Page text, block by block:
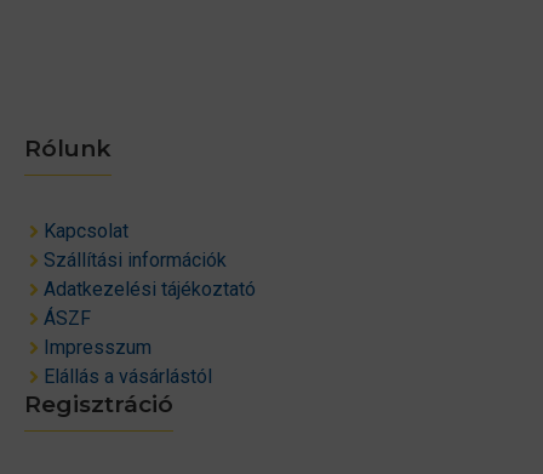
Rólunk
Kapcsolat
Szállítási információk
Adatkezelési tájékoztató
ÁSZF
Impresszum
Elállás a vásárlástól
Regisztráció